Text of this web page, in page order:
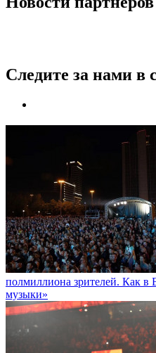
Следите за нами в
полмиллиона зрителей. Как в
музыки»